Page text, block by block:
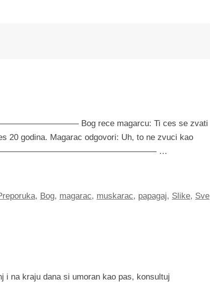
Bog rece magarcu: Ti ces se zvati
20 godina. Magarac odgovori: Uh, to ne zvuci kao
———————————————————— …
, Bog, magarac, muskarac, papagaj, Slike, Sve
i na kraju dana si umoran kao pas, konsultuj